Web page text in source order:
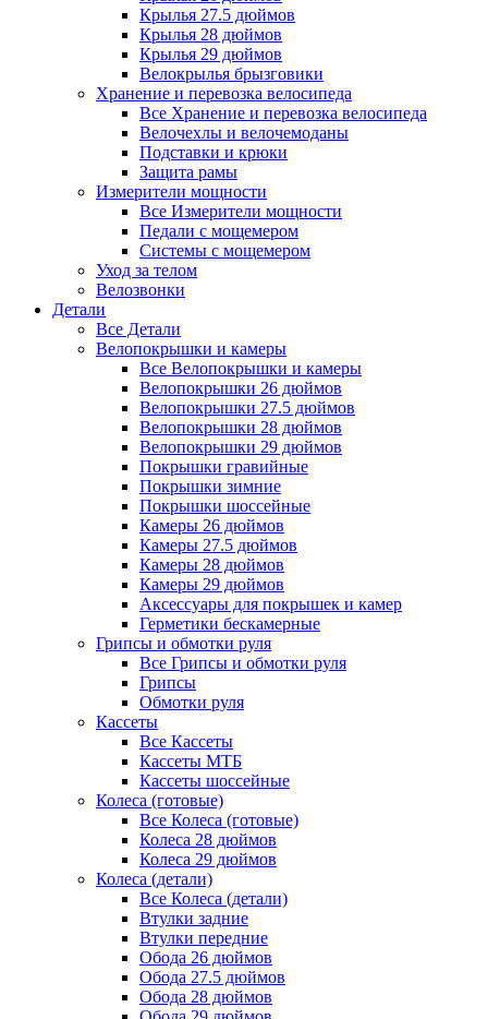
Крылья 27.5 дюймов
Крылья 28 дюймов
Крылья 29 дюймов
Велокрылья брызговики
Хранение и перевозка велосипеда
Все Хранение и перевозка велосипеда
Велочехлы и велочемоданы
Подставки и крюки
Защита рамы
Измерители мощности
Все Измерители мощности
Педали с мощемером
Системы с мощемером
Уход за телом
Велозвонки
Детали
Все Детали
Велопокрышки и камеры
Все Велопокрышки и камеры
Велопокрышки 26 дюймов
Велопокрышки 27.5 дюймов
Велопокрышки 28 дюймов
Велопокрышки 29 дюймов
Покрышки гравийные
Покрышки зимние
Покрышки шоссейные
Камеры 26 дюймов
Камеры 27.5 дюймов
Камеры 28 дюймов
Камеры 29 дюймов
Аксессуары для покрышек и камер
Герметики бескамерные
Грипсы и обмотки руля
Все Грипсы и обмотки руля
Грипсы
Обмотки руля
Кассеты
Все Кассеты
Кассеты МТБ
Кассеты шоссейные
Колеса (готовые)
Все Колеса (готовые)
Колеса 28 дюймов
Колеса 29 дюймов
Колеса (детали)
Все Колеса (детали)
Втулки задние
Втулки передние
Обода 26 дюймов
Обода 27.5 дюймов
Обода 28 дюймов